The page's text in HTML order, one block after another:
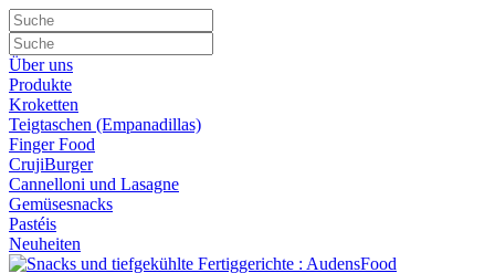
Über uns
Produkte
Kroketten
Teigtaschen (Empanadillas)
Finger Food
CrujiBurger
Cannelloni und Lasagne
Gemüsesnacks
Pastéis
Neuheiten